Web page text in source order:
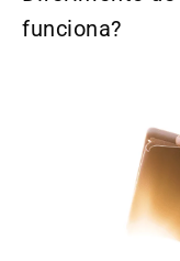
funciona?